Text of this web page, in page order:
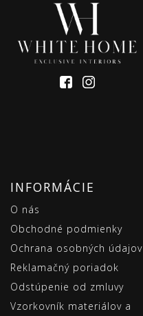
INFORMÁCIE
O nás
Obchodné podmienky
Ochrana osobných údajov
Reklamačný poriadok
Odstúpenie od zmluvy
Vzorkovník materiálov a